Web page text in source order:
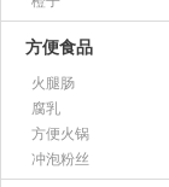
方便食品
火腿肠
腐乳
方便火锅
冲泡粉丝